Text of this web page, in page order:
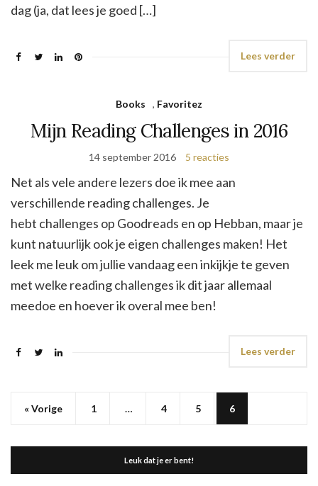
dag (ja, dat lees je goed […]
Lees verder
Books , Favoritez
Mijn Reading Challenges in 2016
14 september 2016 5 reacties
Net als vele andere lezers doe ik mee aan
verschillende reading challenges. Je
hebt challenges op Goodreads en op Hebban, maar je
kunt natuurlijk ook je eigen challenges maken! Het
leek me leuk om jullie vandaag een inkijkje te geven
met welke reading challenges ik dit jaar allemaal
meedoe en hoever ik overal mee ben!
Lees verder
« Vorige 1 … 4 5 6
Leuk dat je er bent!